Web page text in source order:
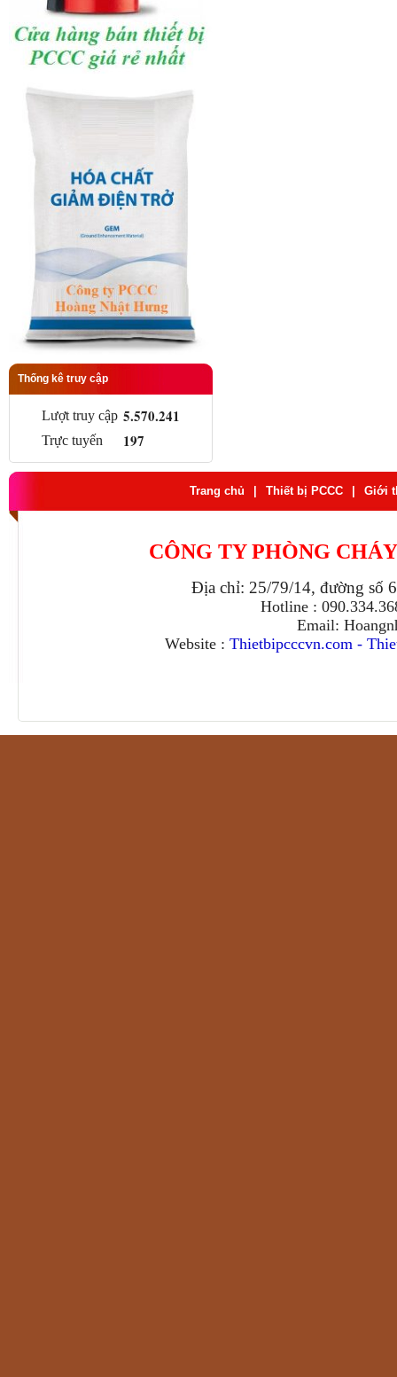
Thống kê truy cập
Lượt truy cập 5.570.241
Trực tuyến 197
Trang chủ Thiết bị PCCC Giới
CÔNG TY PHÒNG
Địa chỉ: 25/79/14, đường số
Hotline :
Email:
Website : Thietbipcccvn.com -